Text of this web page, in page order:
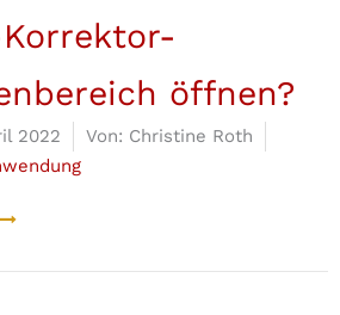
öffnen?
2022 Von: Christine Roth